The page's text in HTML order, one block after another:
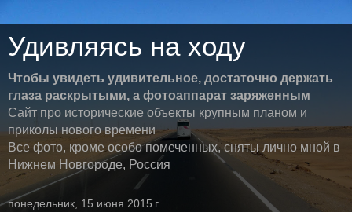
Удивляясь на ходу
Чтобы увидеть удивительное, достаточно держать
глаза раскрытыми, а фотоаппарат заряженным
Сайт про исторические объекты крупным планом и
приколы нового времени
Все фото, кроме особо помеченных, сняты лично мной в
Нижнем Новгороде, Россия
понедельник, 15 июня 2015 г.